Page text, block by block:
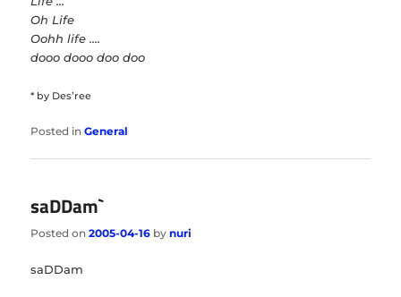
Oh Life
Oohh life ….
dooo dooo doo doo
* by Des’ree
Posted in General
saDDam`
Posted on2005-04-16 bynuri
saDDam